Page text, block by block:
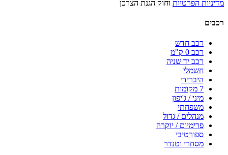
מדיניות הפרטיות וחוק הגנת הצרכן
רכבים
רכב חדש
רכב 0 ק"מ
רכב יד שניה
חשמלי
היברידי
7 מקומות
מיני / ג'יפון
משפחתי
מנהלים / גדול
פרימיום / יוקרה
ספורטיבי
מסחרי וטנדר